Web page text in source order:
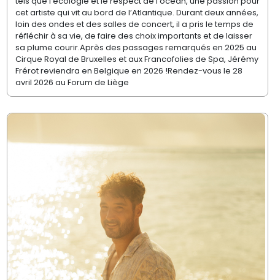
cet artiste qui vit au bord de l’Atlantique. Durant deux années,
loin des ondes et des salles de concert, il a pris le temps de
réfléchir à sa vie, de faire des choix importants et de laisser
sa plume courir.Après des passages remarqués en 2025 au
Cirque Royal de Bruxelles et aux Francofolies de Spa, Jérémy
Frérot reviendra en Belgique en 2026 !Rendez-vous le 28
avril 2026 au Forum de Liège